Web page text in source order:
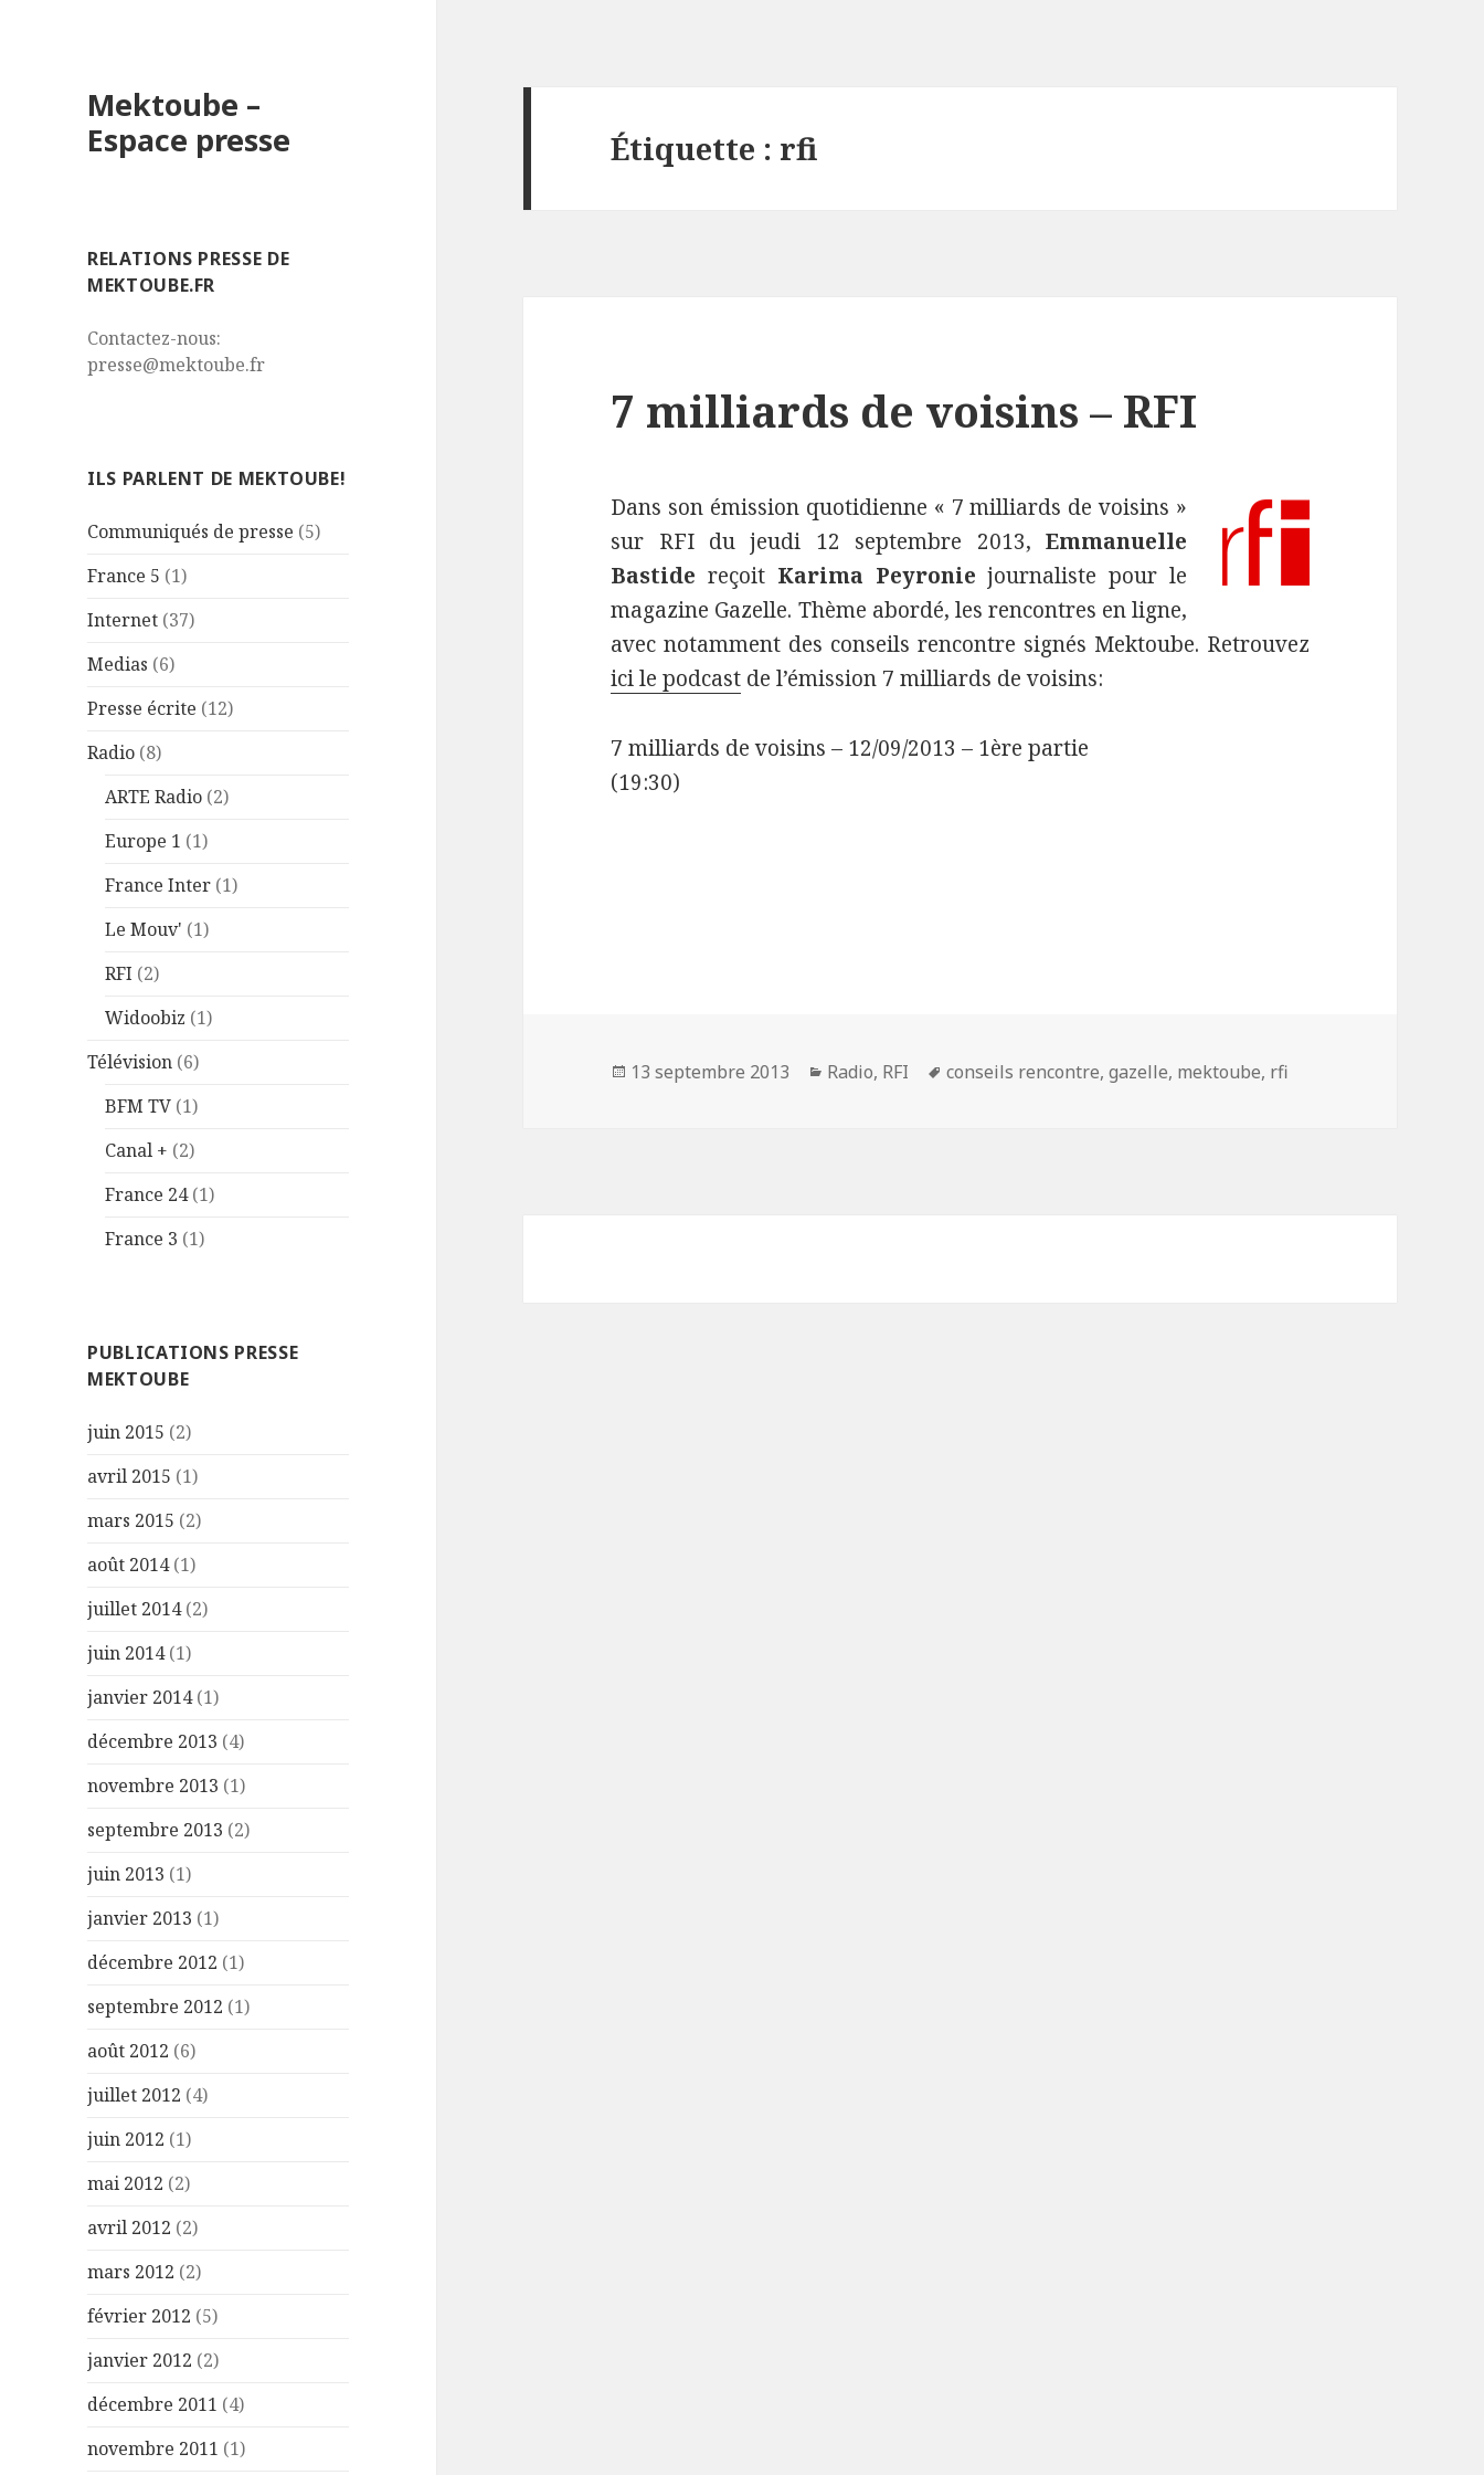
Mektoube –
Espace presse
RELATIONS PRESSE DE
MEKTOUBE.FR
Contactez-nous:
presse@mektoube.fr
ILS PARLENT DE MEKTOUBE!
Communiqués de presse (5)
France 5 (1)
Internet (37)
Medias (6)
Presse écrite (12)
Radio (8)
ARTE Radio (2)
Europe 1 (1)
France Inter (1)
Le Mouv' (1)
RFI (2)
Widoobiz (1)
Télévision (6)
BFM TV (1)
Canal + (2)
France 24(1)
France 3 (1)
PUBLICATIONS PRESSE
MEKTOUBE
juin 2015 (2)
avril 2015 (1)
mars 2015 (2)
août 2014(1)
juillet 2014(2)
juin 2014(1)
janvier 2014(1)
décembre 2013 (4)
novembre 2013 (1)
septembre 2013 (2)
juin 2013 (1)
janvier 2013 (1)
décembre 2012 (1)
septembre 2012 (1)
août 2012 (6)
juillet 2012 (4)
juin 2012 (1)
mai 2012 (2)
avril 2012 (2)
mars 2012 (2)
février 2012 (5)
janvier 2012 (2)
décembre 2011 (4)
novembre 2011 (1)
Étiquette : rfi
7 milliards de voisins – RFI
Dans son émission quotidienne « 7 milliards de voisins »
sur RFI du jeudi 12 septembre 2013, Emmanuelle
Bastide reçoit Karima Peyronie journaliste pour le
magazine Gazelle. Thème abordé, les rencontres en ligne,
avec notamment des conseils rencontre signés Mektoube. Retrouvez
ici le podcast de l’émission 7 milliards de voisins:
7 milliards de voisins – 12/09/2013 – 1ère partie
(19:30)
Publié
13 septembre 2013 Catégories
Radio, RFI Étiquettes
conseils rencontre,gazelle, mektoube, rfi